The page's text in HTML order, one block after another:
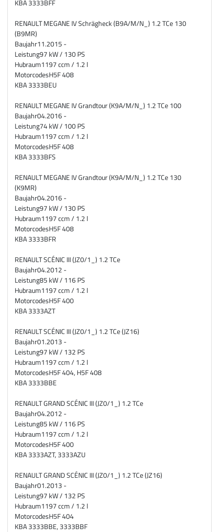
KBA3333BFF
RENAULT MEGANE IV Schrägheck (B9A/M/N_) 1.2 TCe 130
(B9MR)
Baujahr11.2015 -
Leistung97 kW / 130 PS
Hubraum1197 ccm / 1.2 l
MotorcodesH5F 408
KBA3333BEU
RENAULT MEGANE IV Grandtour (K9A/M/N_) 1.2 TCe 100
Baujahr04.2016 -
Leistung74 kW / 100 PS
Hubraum1197 ccm / 1.2 l
MotorcodesH5F 408
KBA3333BFS
RENAULT MEGANE IV Grandtour (K9A/M/N_) 1.2 TCe 130
(K9MR)
Baujahr04.2016 -
Leistung97 kW / 130 PS
Hubraum1197 ccm / 1.2 l
MotorcodesH5F 408
KBA3333BFR
RENAULT SCÉNIC III (JZ0/1_) 1.2 TCe
Baujahr04.2012 -
Leistung85 kW / 116 PS
Hubraum1197 ccm / 1.2 l
MotorcodesH5F 400
KBA3333AZT
RENAULT SCÉNIC III (JZ0/1_) 1.2 TCe (JZ16)
Baujahr01.2013 -
Leistung97 kW / 132 PS
Hubraum1197 ccm / 1.2 l
MotorcodesH5F 404, H5F 408
KBA3333BBE
RENAULT GRAND SCÉNIC III (JZ0/1_) 1.2 TCe
Baujahr04.2012 -
Leistung85 kW / 116 PS
Hubraum1197 ccm / 1.2 l
MotorcodesH5F 400
KBA3333AZT, 3333AZU
RENAULT GRAND SCÉNIC III (JZ0/1_) 1.2 TCe (JZ16)
Baujahr01.2013 -
Leistung97 kW / 132 PS
Hubraum1197 ccm / 1.2 l
MotorcodesH5F 404
KBA3333BBE, 3333BBF